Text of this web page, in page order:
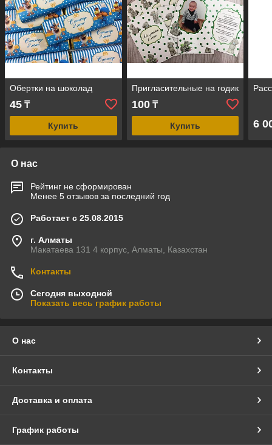
Обертки на шоколад
45 ₸
Купить
Пригласительные на годик
100₸
Купить 6
О нас
Рейтинг не сформирован
Менее 5 отзывов за последний год
Работает с 25.08.2015
г. Алматы
Макатаева 131 4 корпус, Алматы, Казахстан
Контакты
Сегодня выходной
Показать весь график работы
О нас
Контакты
Доставка и оплата
График работы